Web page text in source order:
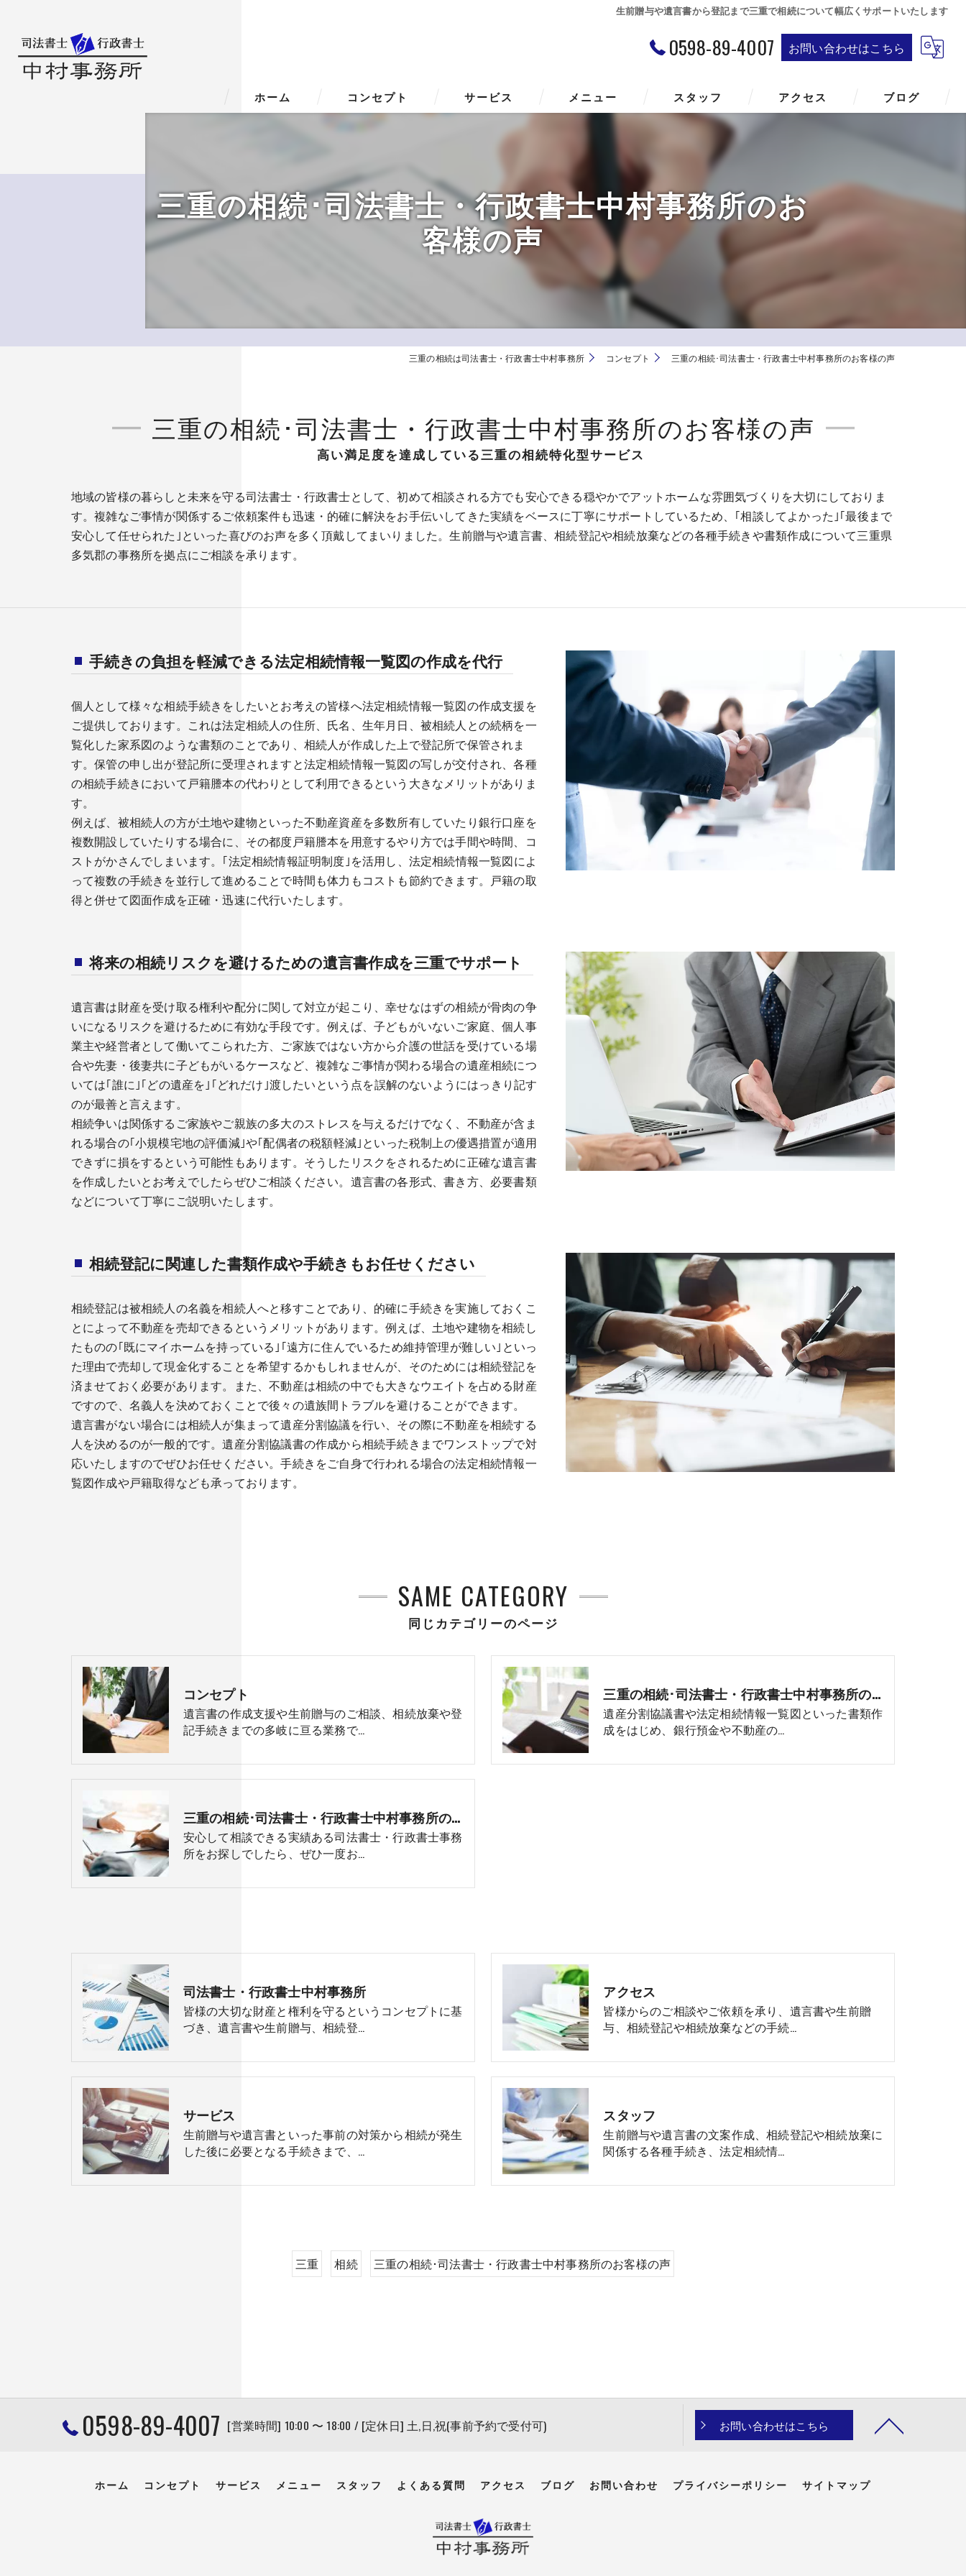
生前贈与や遺言書から登記まで三重で相続について幅広くサポートいたします
0598-89-4007 お問い合わせはこちら
ホーム コンセプト サービス メニュー スタッフ アクセス ブログ
三重の相続･司法書士・行政書士中村事務所のお
客様の声
三重の相続は司法書士・行政書士中村事務所 コンセプト 三重の相続･司法書士・行政書士中村事務所のお客様の声
高い満足度を達成している三重の相続特化型サービス
三重の相続･司法書士・行政書士中村事務所のお客様の声
地域の皆様の暮らしと未来を守る司法書士・行政書士として、初めて相談される方でも安心できる穏やかでアットホームな雰囲気づくりを大切にしておりま
す。複雑なご事情が関係するご依頼案件も迅速・的確に解決をお手伝いしてきた実績をベースに丁寧にサポートしているため、｢相談してよかった｣｢最後まで
安心して任せられた｣といった喜びのお声を多く頂戴してまいりました。生前贈与や遺言書、相続登記や相続放棄などの各種手続きや書類作成について三重県
多気郡の事務所を拠点にご相談を承ります。
手続きの負担を軽減できる法定相続情報一覧図の作成を代行
個人として様々な相続手続きをしたいとお考えの皆様へ法定相続情報一覧図の作成支援を
ご提供しております。これは法定相続人の住所、氏名、生年月日、被相続人との続柄を一
覧化した家系図のような書類のことであり、相続人が作成した上で登記所で保管されま
す。保管の申し出が登記所に受理されますと法定相続情報一覧図の写しが交付され、各種
の相続手続きにおいて戸籍謄本の代わりとして利用できるという大きなメリットがありま
す。
例えば、被相続人の方が土地や建物といった不動産資産を多数所有していたり銀行口座を
複数開設していたりする場合に、その都度戸籍謄本を用意するやり方では手間や時間、コ
ストがかさんでしまいます。｢法定相続情報証明制度｣を活用し、法定相続情報一覧図によ
って複数の手続きを並行して進めることで時間も体力もコストも節約できます。戸籍の取
得と併せて図面作成を正確・迅速に代行いたします。
将来の相続リスクを避けるための遺言書作成を三重でサポート
遺言書は財産を受け取る権利や配分に関して対立が起こり、幸せなはずの相続が骨肉の争
いになるリスクを避けるために有効な手段です。例えば、子どもがいないご家庭、個人事
業主や経営者として働いてこられた方、ご家族ではない方から介護の世話を受けている場
合や先妻・後妻共に子どもがいるケースなど、複雑なご事情が関わる場合の遺産相続につ
いては｢誰に｣｢どの遺産を｣｢どれだけ｣渡したいという点を誤解のないようにはっきり記す
のが最善と言えます。
相続争いは関係するご家族やご親族の多大のストレスを与えるだけでなく、不動産が含ま
れる場合の｢小規模宅地の評価減｣や｢配偶者の税額軽減｣といった税制上の優遇措置が適用
できずに損をするという可能性もあります。そうしたリスクをされるために正確な遺言書
を作成したいとお考えでしたらぜひご相談ください。遺言書の各形式、書き方、必要書類
などについて丁寧にご説明いたします。
相続登記に関連した書類作成や手続きもお任せください
相続登記は被相続人の名義を相続人へと移すことであり、的確に手続きを実施しておくこ
とによって不動産を売却できるというメリットがあります。例えば、土地や建物を相続し
たものの｢既にマイホームを持っている｣｢遠方に住んでいるため維持管理が難しい｣といっ
た理由で売却して現金化することを希望するかもしれませんが、そのためには相続登記を
済ませておく必要があります。また、不動産は相続の中でも大きなウエイトを占める財産
ですので、名義人を決めておくことで後々の遺族間トラブルを避けることができます。
遺言書がない場合には相続人が集まって遺産分割協議を行い、その際に不動産を相続する
人を決めるのが一般的です。遺産分割協議書の作成から相続手続きまでワンストップで対
応いたしますのでぜひお任せください。手続きをご自身で行われる場合の法定相続情報一
覧図作成や戸籍取得なども承っております。
同じカテゴリーのページ
SAME CATEGORY
コンセプト
遺言書の作成支援や生前贈与のご相談、相続放棄や登
記手続きまでの多岐に亘る業務で…
三重の相続･司法書士・行政書士中村事務所の口コミ情報
遺産分割協議書や法定相続情報一覧図といった書類作
成をはじめ、銀行預金や不動産の…
三重の相続･司法書士・行政書士中村事務所の評判
安心して相談できる実績ある司法書士・行政書士事務
所をお探しでしたら、ぜひ一度お…
司法書士・行政書士中村事務所
皆様の大切な財産と権利を守るというコンセプトに基
づき、遺言書や生前贈与、相続登…
アクセス
皆様からのご相談やご依頼を承り、遺言書や生前贈
与、相続登記や相続放棄などの手続…
サービス
生前贈与や遺言書といった事前の対策から相続が発生
した後に必要となる手続きまで、…
スタッフ
生前贈与や遺言書の文案作成、相続登記や相続放棄に
関係する各種手続き、法定相続情…
三重 相続 三重の相続･司法書士・行政書士中村事務所のお客様の声
0598-89-4007 [営業時間] 10:00 〜 18:00 / [定休日] 土,日,祝(事前予約で受付可) お問い合わせはこちら
ホーム コンセプト サービス メニュー スタッフ よくある質問 アクセス ブログ お問い合わせ プライバシーポリシー サイトマップ